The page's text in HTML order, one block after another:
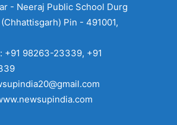
- Neeraj Public School Durg
Pin - 491001,
+91 98263-23339, +91